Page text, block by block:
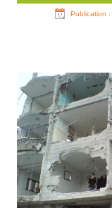
Publication